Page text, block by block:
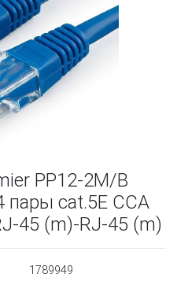
PP12-2M/B
пары cat.5E CCA
45 (m)-RJ-45 (m)
1789949